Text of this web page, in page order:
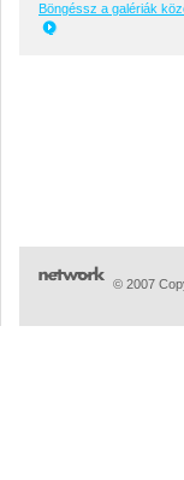
Böngéssz a galériák
© 2007